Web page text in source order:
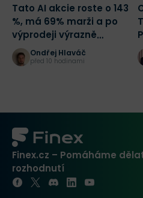
Tato AI akcie roste o 143
%, má 69% marži a po
výprodeji výrazně
zlevnilaOndřej Hlaváč
před 10 hodinami
Finex.cz – Pomáháme
rozhodnutí